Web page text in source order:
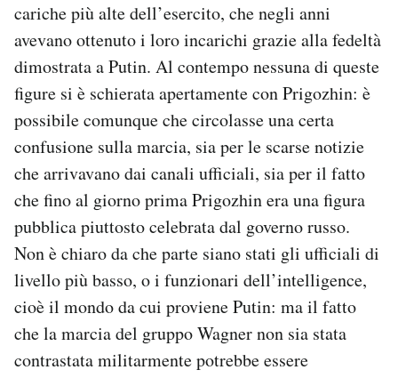
cariche più alte dell’esercito, che negli anni
avevano ottenuto i loro incarichi grazie alla fedeltà
dimostrata a Putin. Al contempo nessuna di queste
figure si è schierata apertamente con Prigozhin: è
possibile comunque che circolasse una certa
confusione sulla marcia, sia per le scarse notizie
che arrivavano dai canali ufficiali, sia per il fatto
che fino al giorno prima Prigozhin era una figura
pubblica piuttosto celebrata dal governo russo.
Non è chiaro da che parte siano stati gli ufficiali di
livello più basso, o i funzionari dell’intelligence,
cioè il mondo da cui proviene Putin: ma il fatto
che la marcia del gruppo Wagner non sia stata
contrastata militarmente potrebbe essere